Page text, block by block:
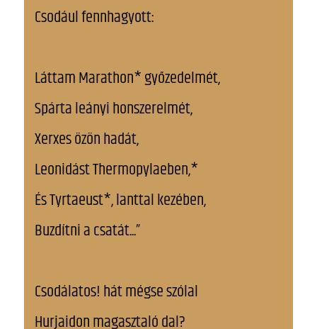
Csodául fennhagyott:
Láttam Marathon* győzedelmét,
Spárta leányi honszerelmét,
Xerxes özön hadát,
Leonidást Thermopylaeben,*
És Tyrtaeust*, lanttal kezében,
Buzdítni a csatát...”
Csodálatos! hát mégse szólal
Hurjaidon magasztaló dal?